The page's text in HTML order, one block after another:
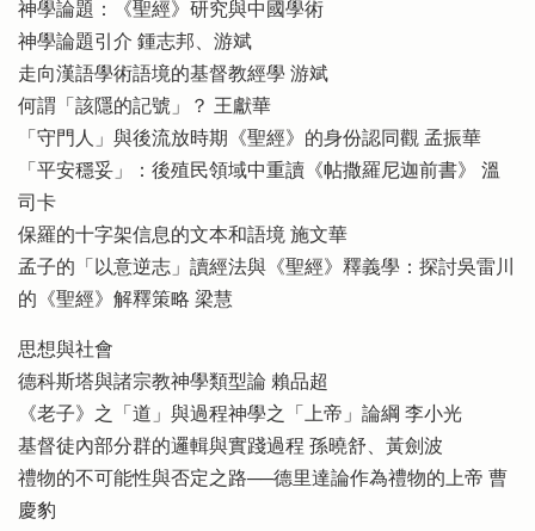
神學論題：《聖經》研究與中國學術
神學論題引介 鍾志邦、游斌
走向漢語學術語境的基督教經學 游斌
何謂「該隱的記號」？ 王獻華
「守門人」與後流放時期《聖經》的身份認同觀 孟振華
「平安穩妥」：後殖民領域中重讀《帖撒羅尼迦前書》 溫
司卡
保羅的十字架信息的文本和語境 施文華
孟子的「以意逆志」讀經法與《聖經》釋義學：探討吳雷川
的《聖經》解釋策略 梁慧
思想與社會
德科斯塔與諸宗教神學類型論 賴品超
《老子》之「道」與過程神學之「上帝」論綱 李小光
基督徒內部分群的邏輯與實踐過程 孫曉舒、黃劍波
禮物的不可能性與否定之路──德里達論作為禮物的上帝 曹
慶豹